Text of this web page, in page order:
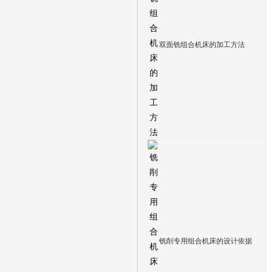
双面铣组合机床的加工方法
铣削专用组合机床的设计依据